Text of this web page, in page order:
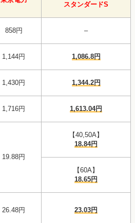
スタンダードS
858円 –
1,144円 1,086.8円
1,430円 1,344.2円
1,716円 1,613.04円
19.88円
【40,50A】
18.84円
【60A】
18.65円
26.48円 23.03円